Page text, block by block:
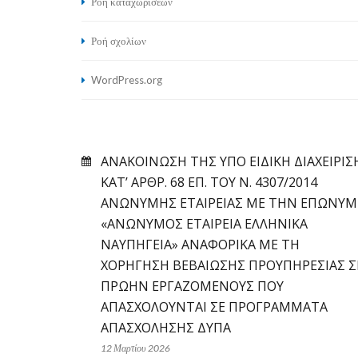
Ροή σχολίων
WordPress.org
ΑΝΑΚΟΙΝΩΣΗ ΤΗΣ ΥΠΟ ΕΙΔΙΚΗ
ΚΑΤ’ ΑΡΘΡ. 68 ΕΠ. ΤΟΥ Ν. 4307/2014
ΑΝΩΝΥΜΗΣ ΕΤΑΙΡΕΙΑΣ ΜΕ ΤΗΝ
«ΑΝΩΝΥΜΟΣ ΕΤΑΙΡΕΙΑ ΕΛΛΗΝΙΚΑ
ΝΑΥΠΗΓΕΙΑ» ΑΝΑΦΟΡΙΚΑ ΜΕ ΤΗ
ΧΟΡΗΓΗΣΗ ΒΕΒΑΙΩΣΗΣ ΠΡΟΥΠΗΡΕΣΙΑΣ
ΠΡΩΗΝ ΕΡΓΑΖΟΜΕΝΟΥΣ ΠΟΥ
ΑΠΑΣΧΟΛΟΥΝΤΑΙ ΣΕ ΠΡΟΓΡΑΜΜΑΤΑ
ΑΠΑΣΧΟΛΗΣΗΣ ΔΥΠΑ
12 Μαρτίου 2026